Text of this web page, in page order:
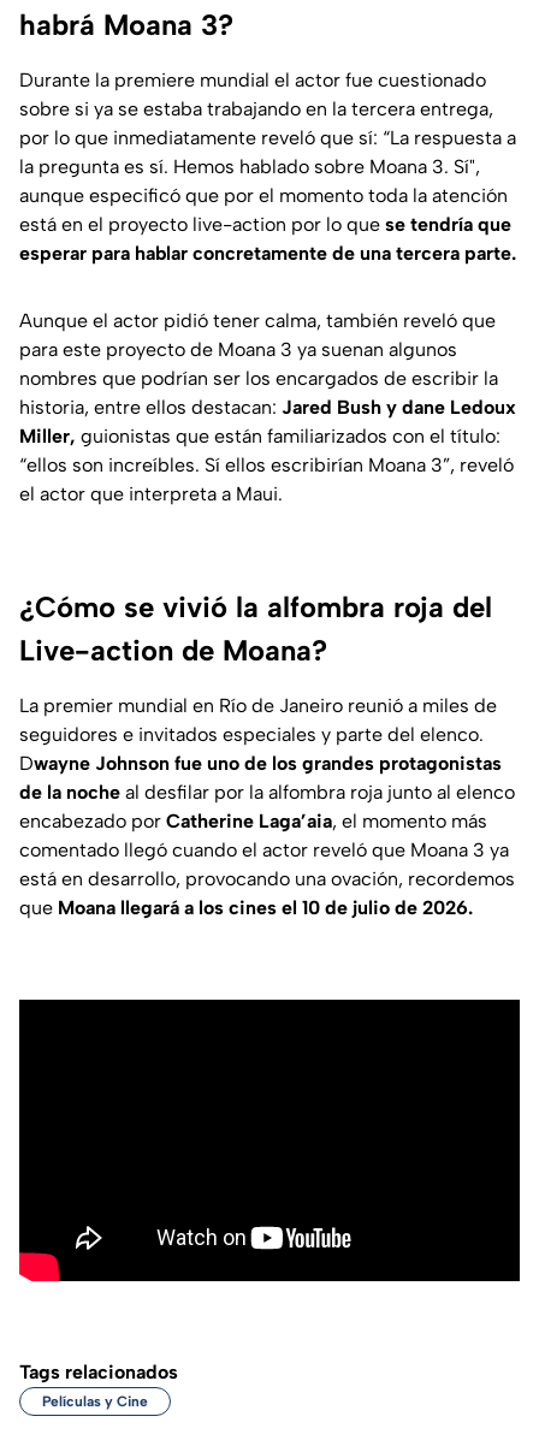
habrá Moana 3?
Durante la premiere mundial el actor fue cuestionado
sobre si ya se estaba trabajando en la tercera entrega,
por lo que inmediatamente reveló que sí: “La respuesta a
la pregunta es sí. Hemos hablado sobre Moana 3. Sí",
aunque especificó que por el momento toda la atención
está en el proyecto live-action por lo que se tendría que
esperar para hablar concretamente de una tercera parte.
Aunque el actor pidió tener calma, también reveló que
para este proyecto de Moana 3 ya suenan algunos
nombres que podrían ser los encargados de escribir la
historia, entre ellos destacan: Jared Bush y dane Ledoux
Miller, guionistas que están familiarizados con el título:
“ellos son increíbles. Sí ellos escribirían Moana 3”, reveló
el actor que interpreta a Maui.
¿Cómo se vivió la alfombra roja del
Live-action de Moana?
La premier mundial en Río de Janeiro reunió a miles de
seguidores e invitados especiales y parte del elenco.
Dwayne Johnson fue uno de los grandes protagonistas
de la noche al desfilar por la alfombra roja junto al elenco
encabezado por Catherine Laga’aia, el momento más
comentado llegó cuando el actor reveló que Moana 3 ya
está en desarrollo, provocando una ovación, recordemos
que Moana llegará a los cines el 10 de julio de 2026.
Tags relacionados
Películas y Cine